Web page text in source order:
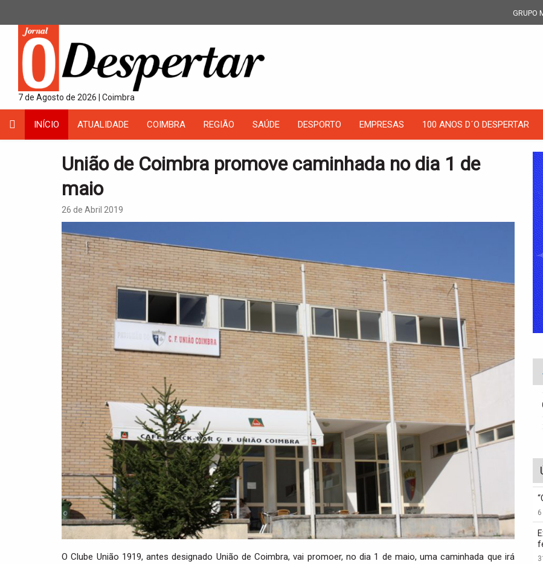
GRUPO
7 de Agosto de 2026 | Coimbra
INÍCIO ATUALIDADE COIMBRA REGIÃO SAÚDE DESPORTO EMPRESAS 100 ANOS D´O DESPERTAR
União de Coimbra promove caminhada no dia 1 de
maio
26 de Abril 2019
O Clube União 1919, antes designado União de Coimbra, vai promoer, no dia 1 de maio, uma caminhada que irá